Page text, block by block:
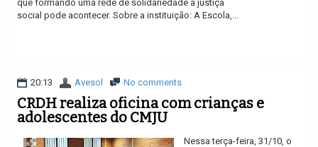
que formando uma rede de solidariedade a justiça
social pode acontecer. Sobre a instituição: A Escola,...
20:13 Avesol No comments
CRDH realiza oficina com crianças e
adolescentes do CMJU
Nessa terça-feira, 31/10, o